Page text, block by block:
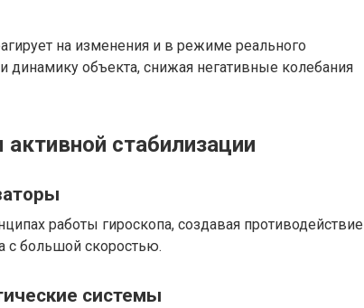
на изменения и в режиме реального
динамику объекта, снижая негативные колебания
стабилизации
работы гироскопа, создавая противодействие
с большой скоростью.
системы